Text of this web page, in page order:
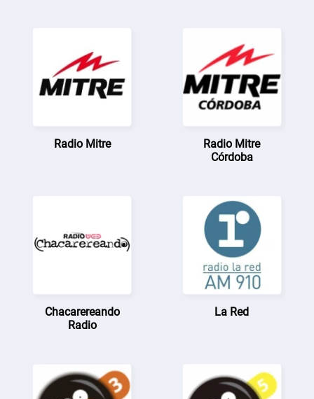
Radio Mitre
Radio Mitre
Córdoba
Chacarereando
Radio
La Red